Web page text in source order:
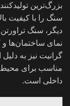
بزرگ‌ترین
سنگ را با کیفیت
دیگر، سنگ
نمای ساختمان‌ها
گرانیت نیز به
مناسب برای
داخلی است.